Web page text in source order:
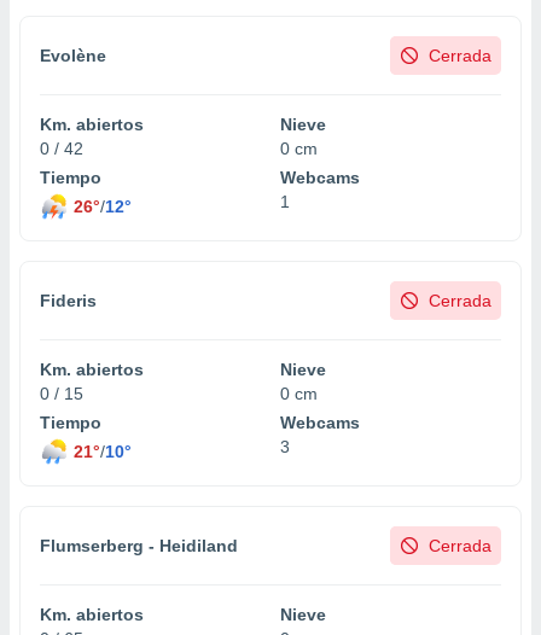
Evolène Cerrada
Km. abiertos
0 / 42
Nieve
0 cm
Tiempo
26°/12°
Webcams
1
Fideris Cerrada
Km. abiertos
0 / 15
Nieve
0 cm
Tiempo
21°/10°
Webcams
3
Flumserberg - Heidiland Cerrada
Km. abiertos
Nieve